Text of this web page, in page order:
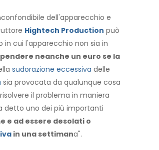
dell'apparecchio e
Hightech Production può
in cui l'apparecchio non sia in
neanche un euro se la
sudorazione eccessiva delle
sia provocata da qualunque cosa
il problema in maniera
detto uno dei più importanti
e ad essere desolati o
in una settimana".